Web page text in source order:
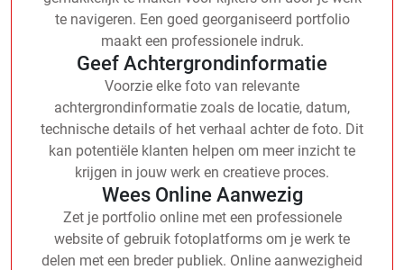
te navigeren. Een goed georganiseerd portfolio
maakt een professionele indruk.
Geef Achtergrondinformatie
Voorzie elke foto van relevante
achtergrondinformatie zoals de locatie, datum,
technische details of het verhaal achter de foto. Dit
kan potentiële klanten helpen om meer inzicht te
krijgen in jouw werk en creatieve proces.
Wees Online Aanwezig
Zet je portfolio online met een professionele
website of gebruik fotoplatforms om je werk te
delen met een breder publiek. Online aanwezigheid